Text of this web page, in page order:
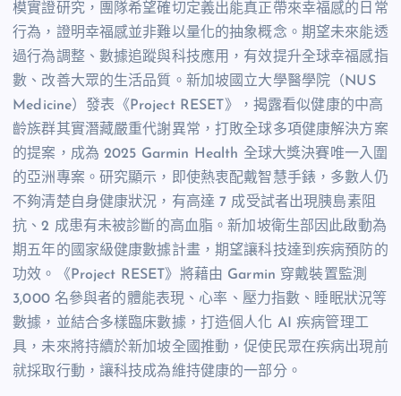
模實證研究，團隊希望確切定義出能真正帶來幸福感的日常
行為，證明幸福感並非難以量化的抽象概念。期望未來能透
過行為調整、數據追蹤與科技應用，有效提升全球幸福感指
數、改善大眾的生活品質。新加坡國立大學醫學院（NUS
Medicine）發表《Project RESET》，揭露看似健康的中高
齡族群其實潛藏嚴重代謝異常，打敗全球多項健康解決方案
的提案，成為 2025 Garmin Health 全球大獎決賽唯一入圍
的亞洲專案。研究顯示，即使熱衷配戴智慧手錶，多數人仍
不夠清楚自身健康狀況，有高達 7 成受試者出現胰島素阻
抗、2 成患有未被診斷的高血脂。新加坡衛生部因此啟動為
期五年的國家級健康數據計畫，期望讓科技達到疾病預防的
功效。《Project RESET》將藉由 Garmin 穿戴裝置監測
3,000 名參與者的體能表現、心率、壓力指數、睡眠狀況等
數據，並結合多樣臨床數據，打造個人化 AI 疾病管理工
具，未來將持續於新加坡全國推動，促使民眾在疾病出現前
就採取行動，讓科技成為維持健康的一部分。